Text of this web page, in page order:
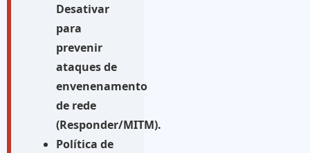
Desativar
para
prevenir
ataques de
envenenamento
de rede
(Responder/MITM).
Política de